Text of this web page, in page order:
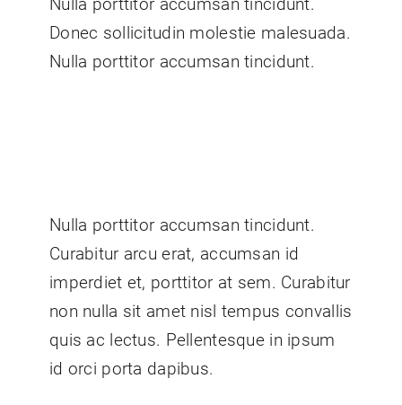
Donec sollicitudin molestie malesuada.
Nulla porttitor accumsan tincidunt.
Nulla porttitor accumsan tincidunt.
Curabitur arcu erat, accumsan id
imperdiet et, porttitor at sem. Curabitur
non nulla sit amet nisl tempus convallis
quis ac lectus. Pellentesque in ipsum
id orci porta dapibus.